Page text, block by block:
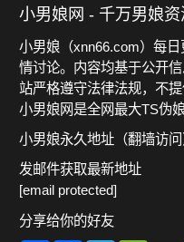
小男娘网 - 千万男娘资
小男娘（xnn66.com）每
情讨论。内容均基于公开
站严格遵守法律法规，不提
小男娘网是全网最大TS伪
小男娘永久地址（翻墙访问
发邮件获取最新地址
[email protected]
分享给你的好友